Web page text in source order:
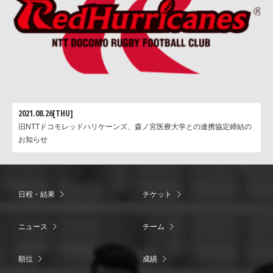
2021.08.26[THU]
旧NTTドコモレッドハリケーンズ、森ノ宮医療大学との連携協定締結の
お知らせ
日程・結果 チケット
ニュース チーム
順位 成績